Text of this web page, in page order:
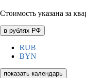
Стоимость указана за
в рублях РФ
RUB
BYN
показать календарь